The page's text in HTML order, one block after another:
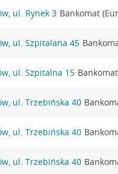
ul. Rynek 3 Bankomat
ul. Szpitalana 45
ul. Szpitalna 15
ul. Trzebińska 40
ul. Trzebińska 40
ul. Trzebińska 40